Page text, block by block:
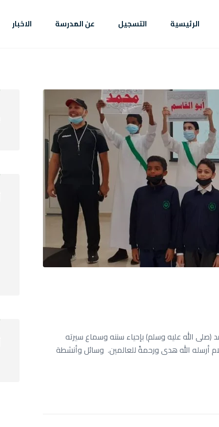
الرئيسية التسجيل عن المدرسة الاخبار
الله عليه وسلم) بإحياء سننه وسماع سيرته
أرسله الله هدى ورحمةً للعالمين. وسائل وأنشطة